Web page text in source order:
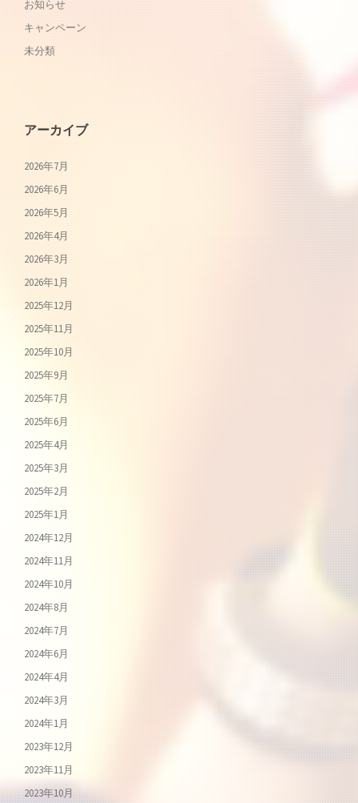
お知らせ
キャンペーン
未分類
アーカイブ
2026年7月
2026年6月
2026年5月
2026年4月
2026年3月
2026年1月
2025年12月
2025年11月
2025年10月
2025年9月
2025年7月
2025年6月
2025年4月
2025年3月
2025年2月
2025年1月
2024年12月
2024年11月
2024年10月
2024年8月
2024年7月
2024年6月
2024年4月
2024年3月
2024年1月
2023年12月
2023年11月
2023年10月